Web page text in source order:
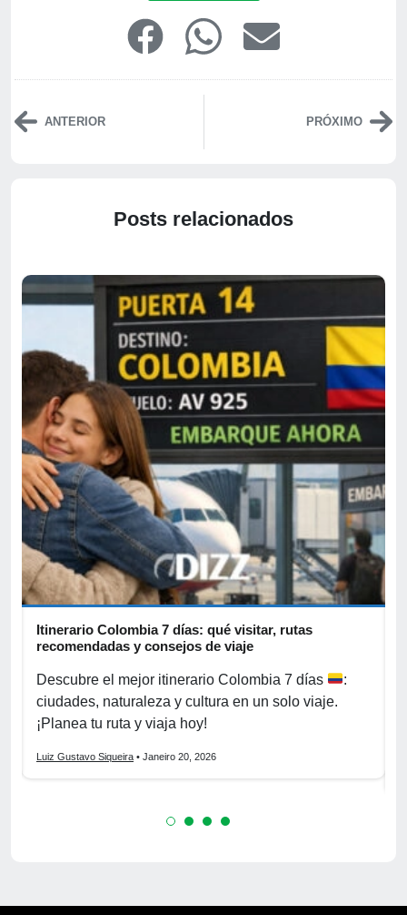
ANTERIOR PRÓXIMO
Posts relacionados
Itinerario Colombia 7 días: qué visitar, rutas
recomendadas y consejos de viaje
Descubre el mejor itinerario Colombia 7 días
:
ciudades, naturaleza y cultura en un solo viaje.
¡Planea tu ruta y viaja hoy!
Luiz Gustavo Siqueira • Janeiro 20, 2026